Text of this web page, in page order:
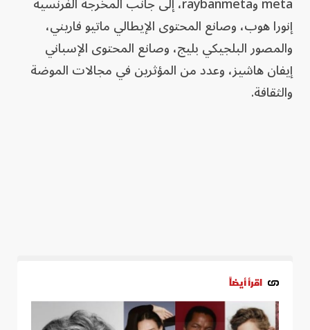
إنورا هوب، وصانع المحتوى الإيطالي ماتيو فاريني،
والمصور البلجيكي بليج، وصانع المحتوى الإسباني
إيفان هاشيز، وعدد من المؤثرين في مجالات الموضة
والثقافة.
اقرأ أيضاً